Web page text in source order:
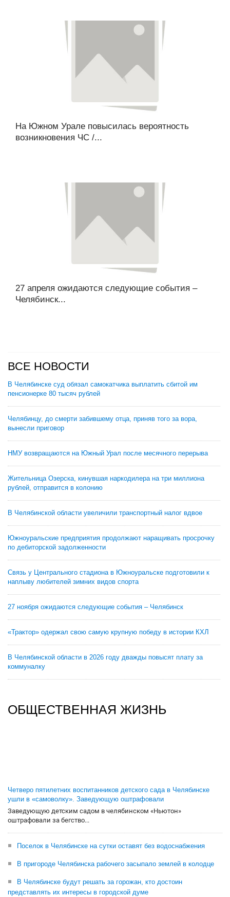
На Южном Урале повысилась вероятность
возникновения ЧС /...
27 апреля ожидаются следующие события –
Челябинск...
ВСЕ НОВОСТИ
В Челябинске суд обязал самокатчика выплатить сбитой им
пенсионерке 80 тысяч рублей
Челябинцу, до смерти забившему отца, приняв того за вора,
вынесли приговор
НМУ возвращаются на Южный Урал после месячного перерыва
Жительница Озерска, кинувшая наркодилера на три миллиона
рублей, отправится в колонию
В Челябинской области увеличили транспортный налог вдвое
Южноуральские предприятия продолжают наращивать просрочку
по дебиторской задолженности
Связь у Центрального стадиона в Южноуральске подготовили к
наплыву любителей зимних видов спорта
27 ноября ожидаются следующие события – Челябинск
«Трактор» одержал свою самую крупную победу в истории КХЛ
В Челябинской области в 2026 году дважды повысят плату за
коммуналку
ОБЩЕСТВЕННАЯ ЖИЗНЬ
Четверо пятилетних воспитанников детского сада в Челябинске
ушли в «самоволку». Заведующую оштрафовали
Заведующую детским садом в челябинском «Ньютон»
оштрафовали за бегство...
Поселок в Челябинске на сутки оставят без водоснабжения
В пригороде Челябинска рабочего засыпало землей в колодце
В Челябинске будут решать за горожан, кто достоин
представлять их интересы в городской думе